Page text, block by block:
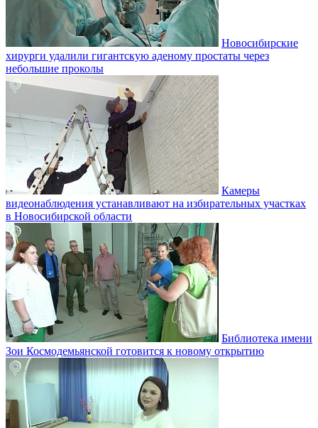
Новосибирские
хирурги удалили гигантскую аденому простаты через
небольшие проколы
Камеры
видеонаблюдения устанавливают на избирательных участках
в Новосибирской области
Библиотека имени
Зои Космодемьянской готовится к новому открытию